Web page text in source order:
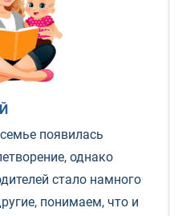
появилась
однако
стало намного
понимаем, что и